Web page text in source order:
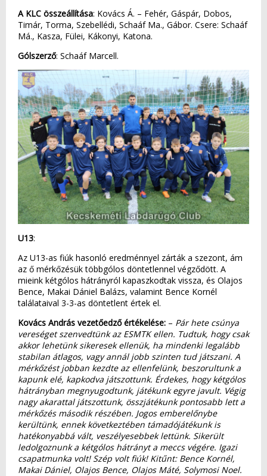
A KLC összeállítása: Kovács Á. – Fehér, Gáspár, Dobos,
Timár, Torma, Szebellédi, Schaáf Ma., Gábor. Csere: Schaáf
Má., Kasza, Fülei, Kákonyi, Katona.
Gólszerző: Schaáf Marcell.
U13:
Az U13-as fiúk hasonló eredménnyel zárták a szezont, ám
az ő mérkőzésük többgólos döntetlennel végződött. A
mieink kétgólos hátrányról kapaszkodtak vissza, és Olajos
Bence, Makai Dániel Balázs, valamint Bence Kornél
találataival 3-3-as döntetlent értek el.
Kovács András vezetőedző értékelése: – Pár hete csúnya
vereséget szenvedtünk az ESMTK ellen. Tudtuk, hogy csak
akkor lehetünk sikeresek ellenük, ha mindenki legalább
stabilan átlagos, vagy annál jobb szinten tud játszani. A
mérkőzést jobban kezdte az ellenfelünk, beszorultunk a
kapunk elé, kapkodva játszottunk. Érdekes, hogy kétgólos
hátrányban megnyugodtunk, játékunk egyre javult. Végig
nagy akarattal játszottunk, összjátékunk pontosabb lett a
mérkőzés második részében. Jogos emberelőnybe
kerültünk, ennek következtében támadójátékunk is
hatékonyabbá vált, veszélyesebbek lettünk. Sikerült
ledolgoznunk a kétgólos hátrányt a meccs végére. Igazi
csapatmunka volt! Szép volt fiúk! Kitűnt: Bence Kornél,
Makai Dániel, Olajos Bence, Olajos Máté, Solymosi Noel.